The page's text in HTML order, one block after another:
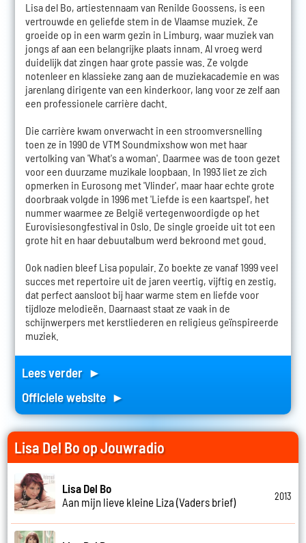
Lisa del Bo, artiestennaam van Renilde Goossens, is een
vertrouwde en geliefde stem in de Vlaamse muziek. Ze
groeide op in een warm gezin in Limburg, waar muziek van
jongs af aan een belangrijke plaats innam. Al vroeg werd
duidelijk dat zingen haar grote passie was. Ze volgde
notenleer en klassieke zang aan de muziekacademie en was
jarenlang dirigente van een kinderkoor, lang voor ze zelf aan
een professionele carrière dacht.
Die carrière kwam onverwacht in een stroomversnelling
toen ze in 1990 de VTM Soundmixshow won met haar
vertolking van 'What's a woman'. Daarmee was de toon gezet
voor een duurzame muzikale loopbaan. In 1993 liet ze zich
opmerken in Eurosong met 'Vlinder', maar haar echte grote
doorbraak volgde in 1996 met 'Liefde is een kaartspel', het
nummer waarmee ze België vertegenwoordigde op het
Eurovisiesongfestival in Oslo. De single groeide uit tot een
grote hit en haar debuutalbum werd bekroond met goud.
Ook nadien bleef Lisa populair. Zo boekte ze vanaf 1999 veel
succes met repertoire uit de jaren veertig, vijftig en zestig,
dat perfect aansloot bij haar warme stem en liefde voor
tijdloze melodieën. Daarnaast staat ze vaak in de
schijnwerpers met kerstliederen en religieus geïnspireerde
muziek.
Lees verder ►
Officiele website ►
Lisa Del Bo op Jouwradio
Lisa Del Bo
Aan mijn lieve kleine Liza (Vaders brief)
2013